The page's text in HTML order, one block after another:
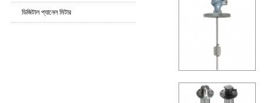
ডিজিটাল প্যানেল মিটার